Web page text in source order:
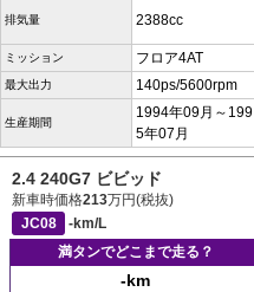
排気量 2388cc
ミッション フロア4AT
最大出力 140ps/5600rpm
生産期間
1994年09月～199
5年07月
2.4 240G7 ビビッド
新車時価格213万円(税抜)
JC08
-km/L
満タンでどこまで走る？
-km